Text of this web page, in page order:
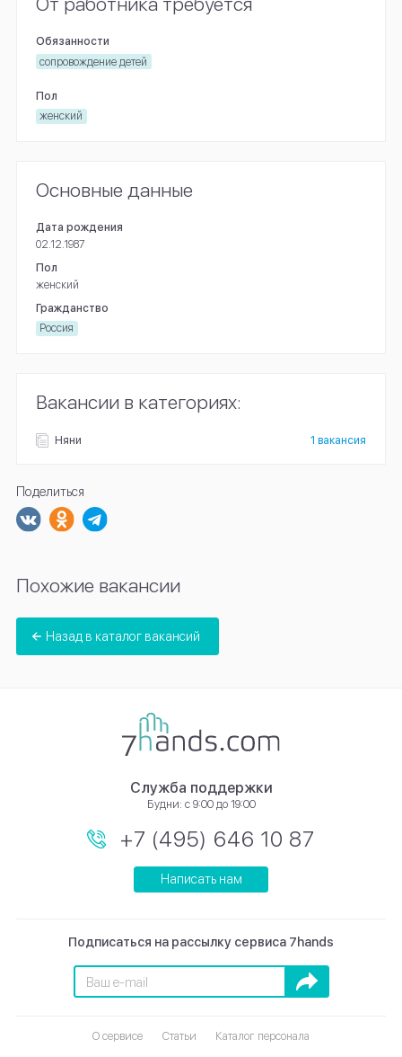
Обязанности
сопровождение детей
Пол
женский
Основные данные
Дата рождения
02.12.1987
Пол
женский
Гражданство
Россия
Вакансии в категориях:
Няни 1 вакансия
Поделиться
Похожие вакансии
Назад в каталог вакансий
Подписаться на рассылку сервиса 7hands
Подписаться
Служба поддержки
Будни: с 9:00 до 19:00
+7 (495) 646 10 87
Написать нам
О сервисе Статьи Каталог персонала